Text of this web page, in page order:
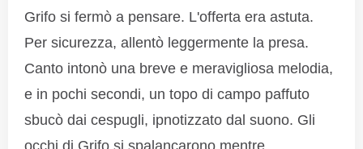
Grifo si fermò a pensare. L'offerta era astuta.
Per sicurezza, allentò leggermente la presa.
Canto intonò una breve e meravigliosa melodia,
e in pochi secondi, un topo di campo paffuto
sbucò dai cespugli, ipnotizzato dal suono. Gli
occhi di Grifo si spalancarono mentre